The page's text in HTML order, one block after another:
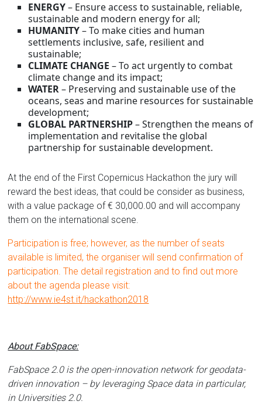
ENERGY– Ensure access to sustainable, reliable,
sustainable and modern energy for all;
HUMANITY– To make cities and human
settlements inclusive, safe, resilient and
sustainable;
CLIMATE CHANGE – To act urgently to combat
climate change and its impact;
WATER– Preserving and sustainable use of the
oceans, seas and marine resources for sustainable
development;
GLOBAL PARTNERSHIP– Strengthen the means of
implementation and revitalise the global
partnership for sustainable development.
At the end of the First Copernicus Hackathon the jury will
reward the best ideas, that could be consider as business,
with a value package of € 30,000.00 and will accompany
them on the international scene.
Participation is free; however, as the number of seats
available is limited, the organiser will send confirmation of
participation. The detail registration and to find out more
about the agenda please visit:
http://www.ie4st.it/hackathon2018
About FabSpace:
FabSpace 2.0 is the open-innovation network for geodata-
driven innovation – by leveraging Space data in particular,
in Universities 2.0.